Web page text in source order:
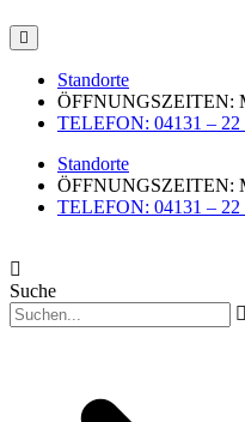
Standorte
ÖFFNUNGSZEITEN:
TELEFON: 04131 – 22
Standorte
ÖFFNUNGSZEITEN:
TELEFON: 04131 – 22
Suche